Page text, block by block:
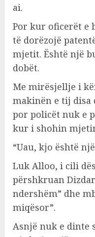
ai.
Por kur oficerët e
të dorëzojë
mjetit. Është një
dobët.
Me mirësjellje i
makinën e tij
por policët nuk e
kur i shohin
“Uau, kjo është
Luk Alloo, i cili
përshkruan
ndershëm” dhe
miqësor”.
Asnjë nuk e dinte